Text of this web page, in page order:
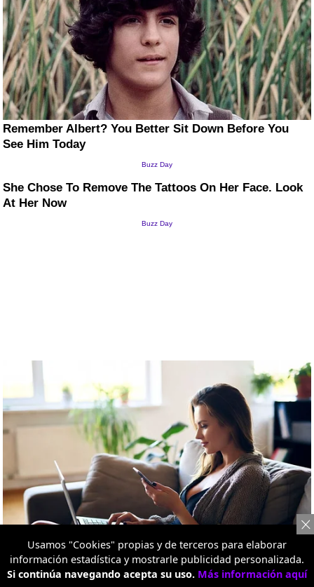
Usamos "Cookies" propias y de terceros para elaborar
información estadística y mostrarle publicidad personalizada.
Si continúa navegando acepta su uso. Más información aquí